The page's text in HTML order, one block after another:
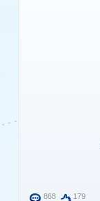
868 179